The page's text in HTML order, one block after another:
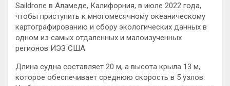
Saildrone в Аламеде, Калифорния, в июле 2022 года,
чтобы приступить к многомесячному океаническому
картографированию и сбору экологических данных в
одном из самых отдаленных и малоизученных
регионов ИЭЗ США.
Длина судна составляет 20 м, а высота крыла 13 м,
которое обеспечивает среднюю скорость в 5 узлов.